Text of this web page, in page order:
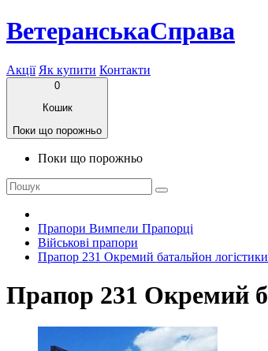
ВетеранськаСправа
Акції Як купити Контакти
0
Кошик
Поки що порожньо
Поки що порожньо
Прапори Вимпели Прапорці
Військові прапори
Прапор 231 Окремий батальйон
Прапор 231 Окремий